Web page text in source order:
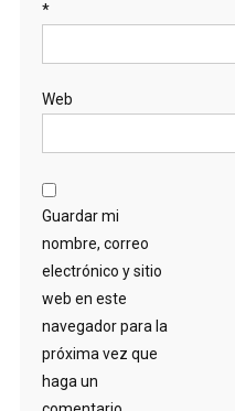
*
Web
Guardar mi
nombre, correo
electrónico y sitio
web en este
navegador para la
próxima vez que
haga un